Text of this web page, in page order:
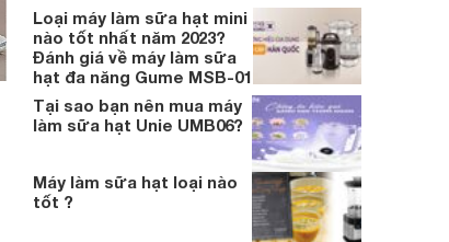
Loại máy làm sữa hạt mini
nào tốt nhất năm 2023?
Đánh giá về máy làm sữa
hạt đa năng Gume MSB-01
Tại sao bạn nên mua máy
làm sữa hạt Unie UMB06?
Máy làm sữa hạt loại nào
tốt ?